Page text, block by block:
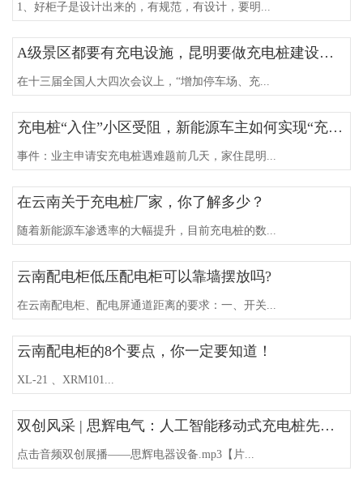
1、好柜子是设计出来的，有规范，有设计，要明...
A级景区都要有充电设施，昆明要做充电桩建设潮头
在十三届全国人大四次会议上，“增加停车场、充...
充电桩“入住”小区受阻，新能源车主如何实现“充电自由”？
事件：业主申请安充电桩遇难题前几天，家住昆明...
在云南关于充电桩厂家，你了解多少？
随着新能源车渗透率的大幅提升，目前充电桩的数...
云南配电柜低压配电柜可以靠墙摆放吗?
在云南配电柜、配电屏通道距离的要求：一、开关...
云南配电柜的8个要点，你一定要知道！
XL-21 、XRM101...
双创风采 | 思辉电气：人工智能移动式充电桩先行者
点击音频双创展播——思辉电器设备.mp3【片...